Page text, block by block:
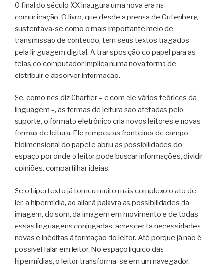
O final do século XX inaugura uma nova era na
comunicação. O livro, que desde a prensa de Gutenberg
sustentava-se como o mais importante meio de
transmissão de conteúdo, tem seus textos tragados
pela linguagem digital. A transposição do papel para as
telas do computador implica numa nova forma de
distribuir e absorver informação.
Se, como nos diz Chartier – e com ele vários teóricos da
linguagem –, as formas de leitura são afetadas pelo
suporte, o formato eletrônico cria novos leitores e novas
formas de leitura. Ele rompeu as fronteiras do campo
bidimensional do papel e abriu as possibilidades do
espaço por onde o leitor pode buscar informações, dividir
opiniões, compartilhar ideias.
Se o hipertexto já tornou muito mais complexo o ato de
ler, a hipermídia, ao aliar à palavra as possibilidades da
imagem, do som, da imagem em movimento e de todas
essas linguagens conjugadas, acrescenta necessidades
novas e inéditas à formação do leitor. Até porque já não é
possível falar em leitor. No espaço líquido das
hipermídias, o leitor transforma-se em um navegador.